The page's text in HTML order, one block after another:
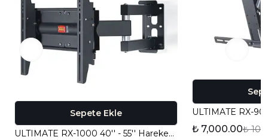
Sepete Ekle
ULTIMATE RX-1000 40'' - 55'' Hareketli TV Askı Aparatı
₺ 7,000.00₺